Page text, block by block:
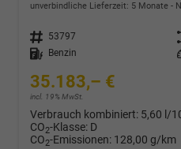
unverbindliche Lieferzeit: 5 Monate
Fahrzeugnr. 53797
Kraftstoff
Benzin
35.183,– €
incl. 19% MwSt.
Verbrauch kombiniert: 5,60 l/
CO2-Klasse: D
CO2-Emissionen: 128,00 g/km